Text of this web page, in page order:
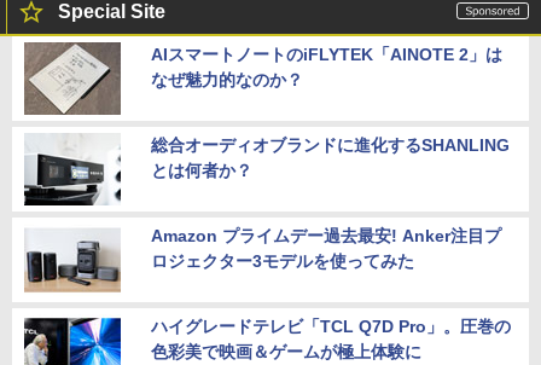
Special Site
AIスマートノートのiFLYTEK「AINOTE 2」は
なぜ魅力的なのか？
総合オーディオブランドに進化するSHANLING
とは何者か？
Amazon プライムデー過去最安! Anker注目プ
ロジェクター3モデルを使ってみた
ハイグレードテレビ「TCL Q7D Pro」。圧巻の
色彩美で映画＆ゲームが極上体験に